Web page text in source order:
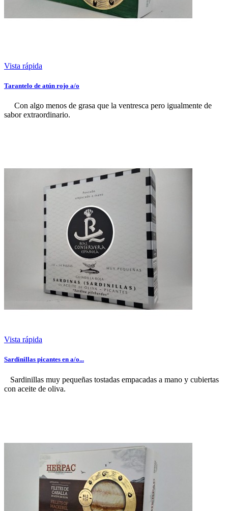
Vista rápida
Tarantelo de atún rojo a/o
Con algo menos de grasa que la ventresca pero igualmente de
sabor extraordinario.
Vista rápida
Sardinillas picantes en a/o...
Sardinillas muy pequeñas tostadas empacadas a mano y cubiertas
con aceite de oliva.